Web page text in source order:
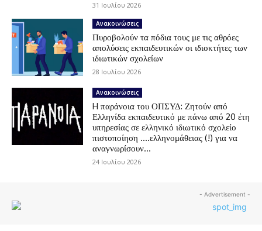
31 Ιουλίου 2026
Ανακοινώσεις
Πυροβολούν τα πόδια τους με τις αθρόες
απολύσεις εκπαιδευτικών οι ιδιοκτήτες των
ιδιωτικών σχολείων
28 Ιουλίου 2026
Ανακοινώσεις
H παράνοια του ΟΠΣΥΔ: Ζητούν από
Ελληνίδα εκπαιδευτικό με πάνω από 20 έτη
υπηρεσίας σε ελληνικό ιδιωτικό σχολείο
πιστοποίηση ….ελληνομάθειας (!) για να
αναγνωρίσουν...
24 Ιουλίου 2026
- Advertisement -